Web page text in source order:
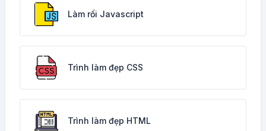
Làm rối Javascript
Trình làm đẹp CSS
Trình làm đẹp HTML